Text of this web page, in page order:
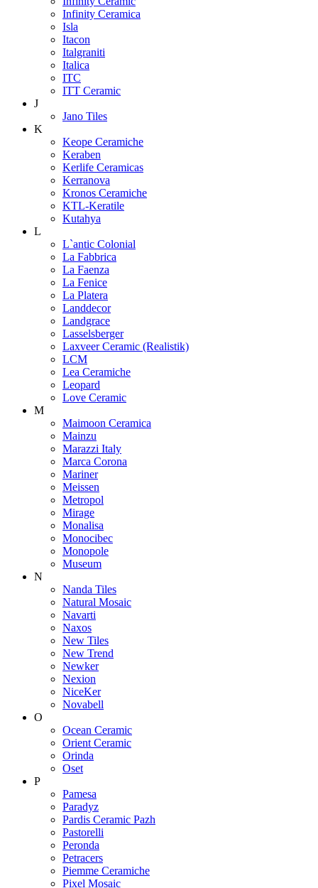
Infinity Ceramica
Isla
Itacon
Italgraniti
Italica
ITC
ITT Ceramic
J
Jano Tiles
K
Keope Ceramiche
Keraben
Kerlife Ceramicas
Kerranova
Kronos Ceramiche
KTL-Keratile
Kutahya
L
L`antic Colonial
La Fabbrica
La Faenza
La Fenice
La Platera
Landdecor
Landgrace
Lasselsberger
Laxveer Ceramic (Realistik)
LCM
Lea Ceramiche
Leopard
Love Ceramic
M
Maimoon Ceramica
Mainzu
Marazzi Italy
Marca Corona
Mariner
Meissen
Metropol
Mirage
Monalisa
Monocibec
Monopole
Museum
N
Nanda Tiles
Natural Mosaic
Navarti
Naxos
New Tiles
New Trend
Newker
Nexion
NiceKer
Novabell
O
Ocean Ceramic
Orient Ceramic
Orinda
Oset
P
Pamesa
Paradyz
Pardis Ceramic Pazh
Pastorelli
Peronda
Petracers
Piemme Ceramiche
Pixel Mosaic